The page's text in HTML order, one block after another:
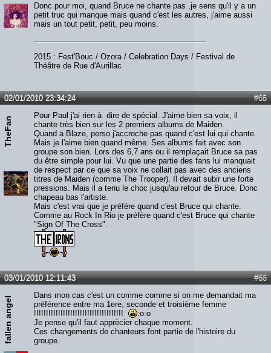
Donc pour moi, quand Bruce ne chante pas ,je sens qu'il y a un
petit truc qui manque mais quand c'est les autres, j'aime aussi
mais un tout petit, petit, peu moins.
2015 : Fest'Bouc / Ozora / Celebration Days / Festival de
Théâtre de Rue d'Aurillac
#65
02/01/2010 23:34:24
TheFan
Pour Paul j'ai rien à dire de spécial. J'aime bien sa voix, il
chante très bien sur les 2 premiers albums de Maiden.
Quand a Blaze, perso j'accroche pas quand c'est lui qui chante.
Mais je l'aime bien quand même. Ses albums fait avec son
groupe son bien. Lors des 6,7 ans ou il remplaçait Bruce sa pas
du être simple pour lui. Vu que une partie des fans lui manquait
de respect par ce que sa voix ne collait pas avec des anciens
titres de Maiden (comme The Trooper). Il devait subir une forte
pressions. Mais il a tenu le choc jusqu'au retour de Bruce. Donc
chapeau bas l'artiste.
Mais c'est vrai que je préfère quand c'est Bruce qui chante.
Comme au Rock In Rio je préfère quand c'est Bruce qui chante
"Sign Of The Cross".
#66
03/01/2010 12:11:43
fallen angel
Dans mon cas c'est un comme comme si on me demandait ma
préférence entre ma 1ere, seconde et troisième femme
!!!!!!!!!!!!!!!!!!!!!!!!!!!!!!!!!!!!!
:o:o
Je pense qu'il faut apprècier chaque moment.
Ces changements de chanteurs font partie de l'histoire du
groupe.